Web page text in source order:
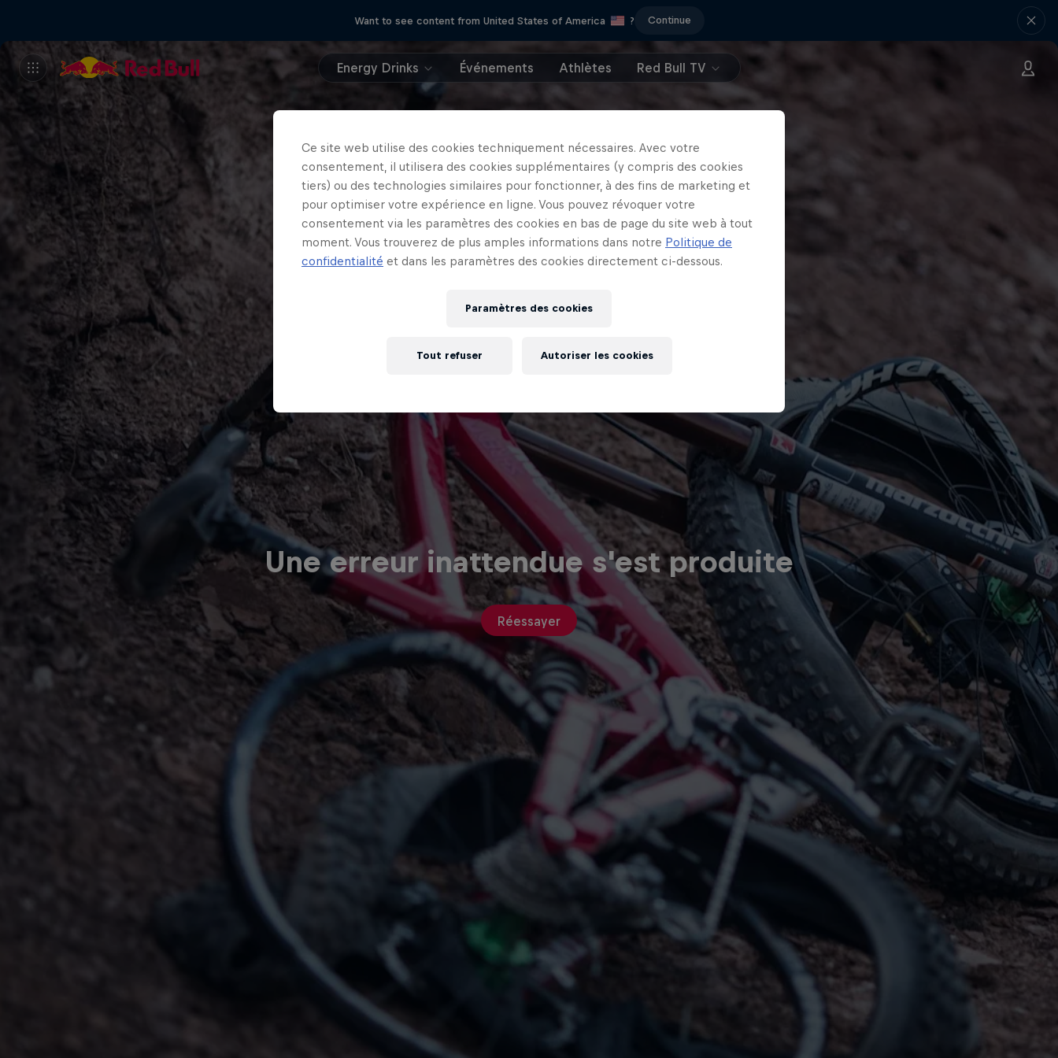
Want to see content from United States of America ? Continue
Energy Drinks Événements Athlètes Red Bull TV
Une erreur inattendue s'est produite
Réessayer
Ce site web utilise des cookies techniquement nécessaires. Avec votre
consentement, il utilisera des cookies supplémentaires (y compris des cookies
tiers) ou des technologies similaires pour fonctionner, à des fins de marketing et
pour optimiser votre expérience en ligne. Vous pouvez révoquer votre
consentement via les paramètres des cookies en bas de page du site web à tout
moment. Vous trouverez de plus amples informations dans notre Politique de
confidentialité et dans les paramètres des cookies directement ci-dessous.
Paramètres des cookies
Tout refuser Autoriser les cookies